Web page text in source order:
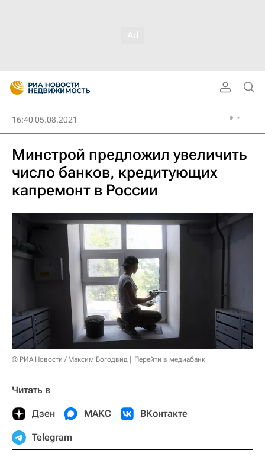
16:40 05.08.2021
Минстрой предложил увеличить
число банков, кредитующих
капремонт в России
© РИА Новости / Максим Богодвид Перейти в медиабанк
Читать в
Дзен МАКС ВКонтакте
Telegram